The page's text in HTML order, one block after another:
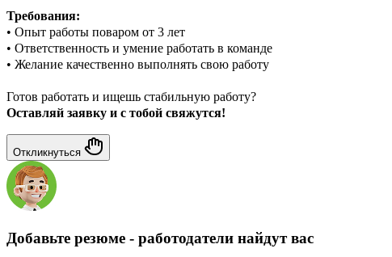
Требования:
• Опыт работы поваром от 3 лет
• Ответственность и умение работать в команде
• Желание качественно выполнять свою работу
Готов работать и ищешь стабильную работу?
Оставляй заявку и с тобой свяжутся!
Откликнуться
Добавьте резюме - работодатели найдут вас